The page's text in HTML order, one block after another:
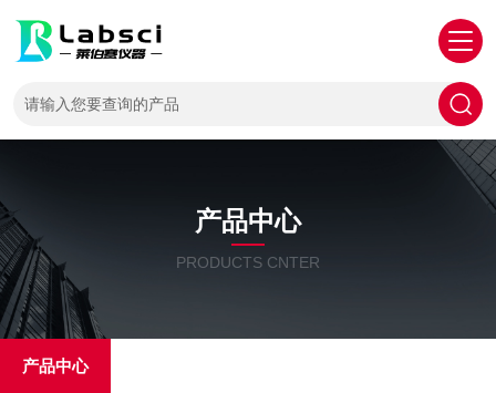
产品中心
PRODUCTS CNTER
产品中心